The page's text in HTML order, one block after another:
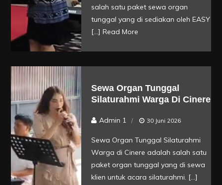
salah satu paket sewa organ
tunggal yang di sediakan oleh EASY
[…] Read More
Sewa Organ Tunggal
Silaturahmi Warga Di Cinere
Admin 1 30 Juni 2026
Sewa Organ Tunggal Silaturahmi
Warga di Cinere adalah salah satu
paket organ tunggal yang di sewa
klien untuk acara silaturahmi. […]